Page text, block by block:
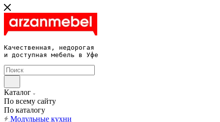
Качественная, недорогая
и доступная мебель в Уфе
Каталог
По всему сайту
По каталогу
Модульные кухни